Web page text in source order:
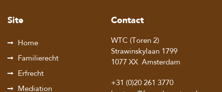
Site
Home
Familierecht
Erfrecht
Mediation
Contact
WTC (Toren 2)
Strawinskylaan 1799
1077 XX Amsterdam
+31 (0)20 261 3770